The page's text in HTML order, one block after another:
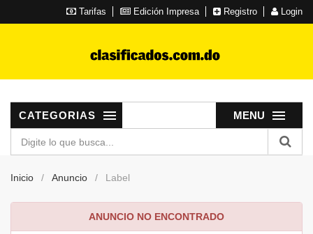
Tarifas Edición Impresa Registro Login
MENU
CATEGORIAS
Inicio Anuncio Label
ANUNCIO NO ENCONTRADO